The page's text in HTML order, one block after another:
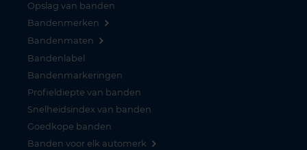
Opslag van banden
Bandenmerken
Bandenmaten
Bandenlabel
Bandenmarkeringen
Profieldiepte van banden
Snelheidsindex van banden
Goedkope banden
Banden voor elk automerk